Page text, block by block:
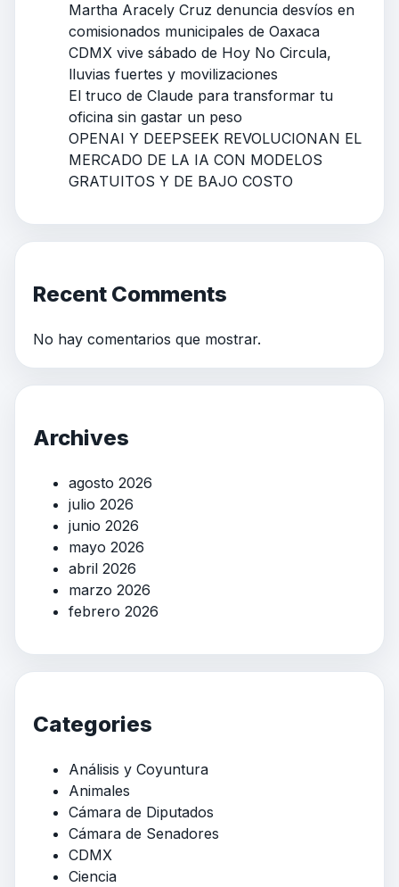
Martha Aracely Cruz denuncia desvíos en
comisionados municipales de Oaxaca
CDMX vive sábado de Hoy No Circula,
lluvias fuertes y movilizaciones
El truco de Claude para transformar tu
oficina sin gastar un peso
OPENAI Y DEEPSEEK REVOLUCIONAN EL
MERCADO DE LA IA CON MODELOS
GRATUITOS Y DE BAJO COSTO
Recent Comments
No hay comentarios que mostrar.
Archives
agosto 2026
julio 2026
junio 2026
mayo 2026
abril 2026
marzo 2026
febrero 2026
Categories
Análisis y Coyuntura
Animales
Cámara de Diputados
Cámara de Senadores
CDMX
Ciencia